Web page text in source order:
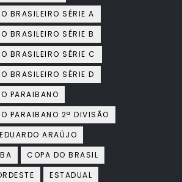
BRASILEIRO SÉRIE A
BRASILEIRO SÉRIE B
BRASILEIRO SÉRIE C
BRASILEIRO SÉRIE D
PARAIBANO
PARAIBANO 2ª DIVISÃO
ARAÚJO
COPA DO BRASIL
ESTADUAL